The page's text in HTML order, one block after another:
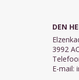
DEN
3992
E-mail: